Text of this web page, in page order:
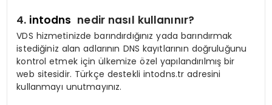
4. intodns nedir nasıl kullanınır?
VDS hizmetinizde barındırdığınız yada barındırmak
istediğiniz alan adlarının DNS kayıtlarının doğruluğunu
kontrol etmek için ülkemize özel yapılandırılmış bir
web sitesidir. Türkçe destekli intodns.tr adresini
kullanmayı unutmayınız.